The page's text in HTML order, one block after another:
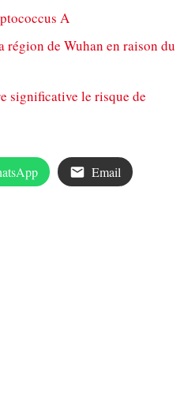
A
région de Wuhan en raison du
significative le risque de
Email